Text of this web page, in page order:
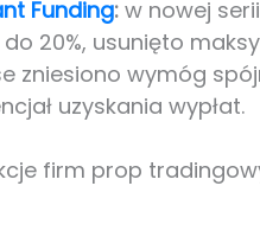
Funding: w nowej
do 20%, usunięto
zniesiono wymóg
uzyskania wypłat.
firm prop